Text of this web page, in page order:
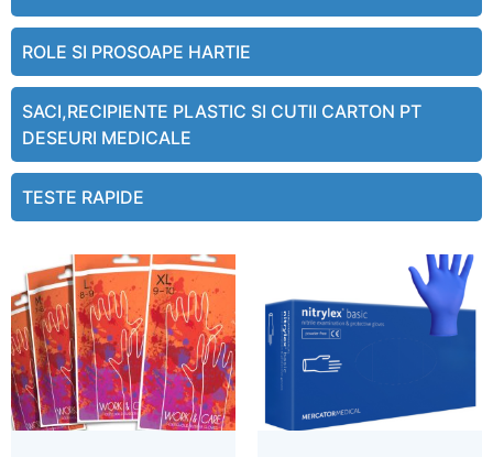
ROLE SI PROSOAPE HARTIE
SACI,RECIPIENTE PLASTIC SI CUTII CARTON PT
DESEURI MEDICALE
TESTE RAPIDE